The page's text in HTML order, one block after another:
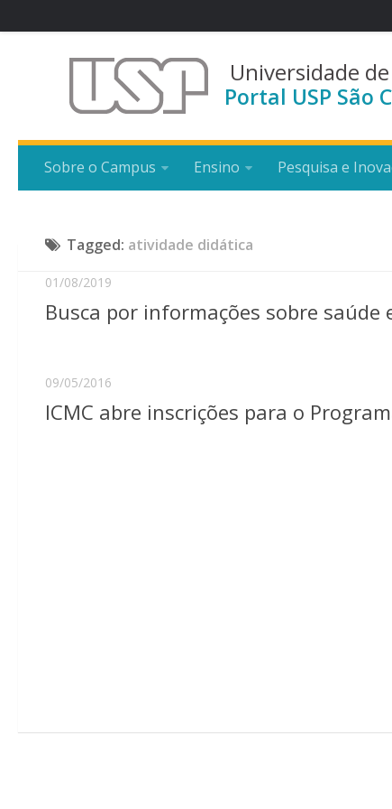
Universidade
Portal USP São
Sobre o Campus Ensino Pesquisa e
Tagged: atividade didática
01/08/2019
Busca por informações sobre
09/05/2016
ICMC abre inscrições para o